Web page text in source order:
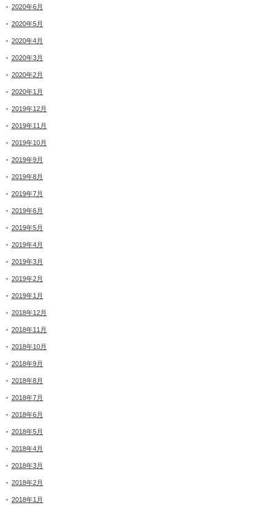
2020年6月
2020年5月
2020年4月
2020年3月
2020年2月
2020年1月
2019年12月
2019年11月
2019年10月
2019年9月
2019年8月
2019年7月
2019年6月
2019年5月
2019年4月
2019年3月
2019年2月
2019年1月
2018年12月
2018年11月
2018年10月
2018年9月
2018年8月
2018年7月
2018年6月
2018年5月
2018年4月
2018年3月
2018年2月
2018年1月